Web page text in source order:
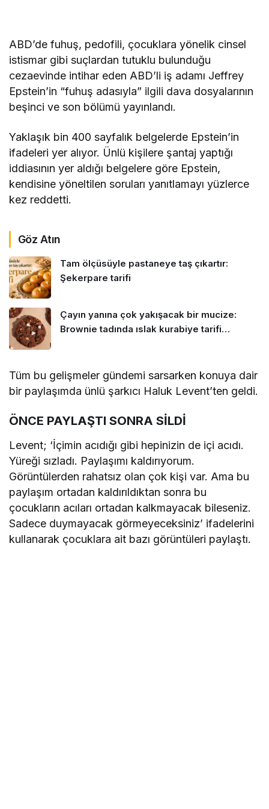
ABD’de fuhuş, pedofili, çocuklara yönelik cinsel
istismar gibi suçlardan tutuklu bulunduğu
cezaevinde intihar eden ABD’li iş adamı Jeffrey
Epstein’in “fuhuş adasıyla” ilgili dava dosyalarının
beşinci ve son bölümü yayınlandı.
Yaklaşık bin 400 sayfalık belgelerde Epstein’in
ifadeleri yer alıyor. Ünlü kişilere şantaj yaptığı
iddiasının yer aldığı belgelere göre Epstein,
kendisine yöneltilen soruları yanıtlamayı yüzlerce
kez reddetti.
Göz Atın
Tam ölçüsüyle pastaneye taş çıkartır:
Şekerpare tarifi
Çayın yanına çok yakışacak bir mucize:
Brownie tadında ıslak kurabiye tarifi…
Tüm bu gelişmeler gündemi sarsarken konuya dair
bir paylaşımda ünlü şarkıcı Haluk Levent’ten geldi.
ÖNCE PAYLAŞTI SONRA SİLDİ
Levent; ‘İçimin acıdığı gibi hepinizin de içi acıdı.
Yüreği sızladı. Paylaşımı kaldırıyorum.
Görüntülerden rahatsız olan çok kişi var. Ama bu
paylaşım ortadan kaldırıldıktan sonra bu
çocukların acıları ortadan kalkmayacak bileseniz.
Sadece duymayacak görmeyeceksiniz’ ifadelerini
kullanarak çocuklara ait bazı görüntüleri paylaştı.